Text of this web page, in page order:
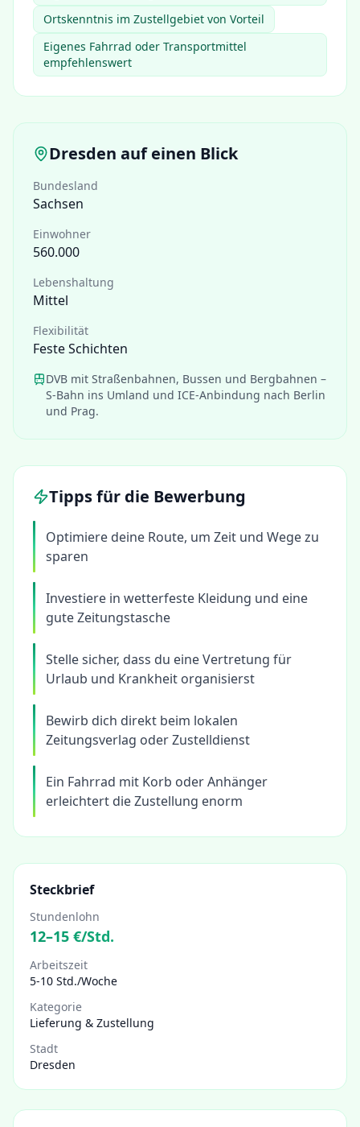
Ortskenntnis im Zustellgebiet von Vorteil
Eigenes Fahrrad oder Transportmittel
empfehlenswert
Dresden auf einen Blick
Bundesland
Sachsen
Einwohner
560.000
Lebenshaltung
Mittel
Flexibilität
Feste Schichten
DVB mit Straßenbahnen, Bussen und Bergbahnen –
S-Bahn ins Umland und ICE-Anbindung nach Berlin
und Prag.
Tipps für die Bewerbung
Optimiere deine Route, um Zeit und Wege zu
sparen
Investiere in wetterfeste Kleidung und eine
gute Zeitungstasche
Stelle sicher, dass du eine Vertretung für
Urlaub und Krankheit organisierst
Bewirb dich direkt beim lokalen
Zeitungsverlag oder Zustelldienst
Ein Fahrrad mit Korb oder Anhänger
erleichtert die Zustellung enorm
Steckbrief
Stundenlohn
12–15 €/Std.
Arbeitszeit
5-10 Std./Woche
Kategorie
Lieferung & Zustellung
Stadt
Dresden